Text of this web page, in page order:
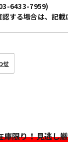
6433-7959)
する場合は、記載
せ
庫限り！見逃し